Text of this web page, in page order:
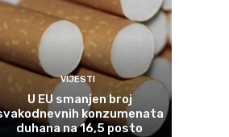
VIJESTI
U EU smanjen broj
konzumenata
duhana na 16,5 posto